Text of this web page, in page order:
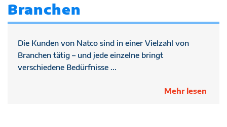
Branchen
Die Kunden von Natco sind in einer Vielzahl von
Branchen tätig – und jede einzelne bringt
verschiedene Bedürfnisse ...
Mehr lesen